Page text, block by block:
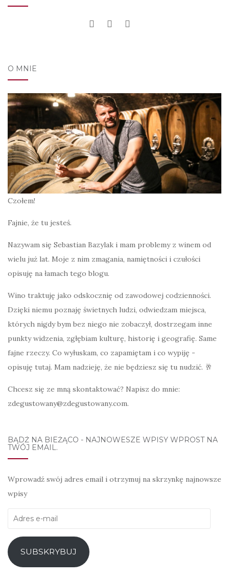
O MNIE
Czołem!
Fajnie, że tu jesteś.
Nazywam się Sebastian Bazylak i mam problemy z winem od
wielu już lat. Moje z nim zmagania, namiętności i czułości
opisuję na łamach tego blogu.
Wino traktuję jako odskocznię od zawodowej codzienności.
Dzięki niemu poznaję świetnych ludzi, odwiedzam miejsca,
których nigdy bym bez niego nie zobaczył, dostrzegam inne
punkty widzenia, zgłębiam kulturę, historię i geografię. Same
fajne rzeczy. Co wyłuskam, co zapamiętam i co wypiję -
opisuję tutaj. Mam nadzieję, że nie będziesz się tu nudzić. 🥂
Chcesz się ze mną skontaktować? Napisz do mnie:
zdegustowany@zdegustowany.com.
BĄDŹ NA BIEŻĄCO - NAJNOWESZE WPISY WPROST NA
TWÓJ EMAIL.
Wprowadź swój adres email i otrzymuj na skrzynkę najnowsze
wpisy
Adres
mail
SUBSKRYBUJ